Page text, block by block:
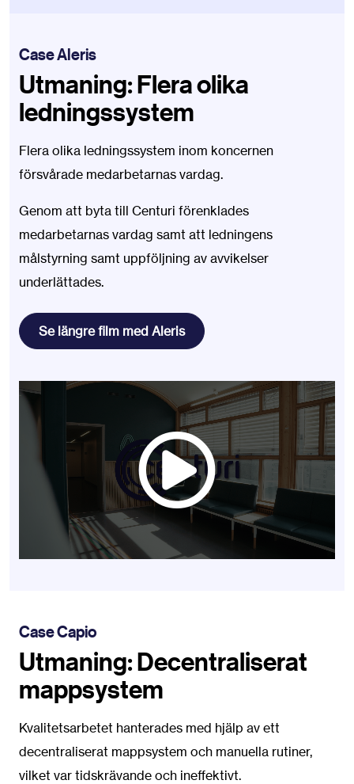
Case Aleris
Utmaning: Flera olika
ledningssystem
Flera olika ledningssystem inom koncernen
försvårade medarbetarnas vardag.
Genom att byta till Centuri förenklades
medarbetarnas vardag samt att ledningens
målstyrning samt uppföljning av avvikelser
underlättades.
Se längre film med Aleris
Case Capio
Utmaning: Decentraliserat
mappsystem
Kvalitetsarbetet hanterades med hjälp av ett
decentraliserat mappsystem och manuella rutiner,
vilket var tidskrävande och ineffektivt.